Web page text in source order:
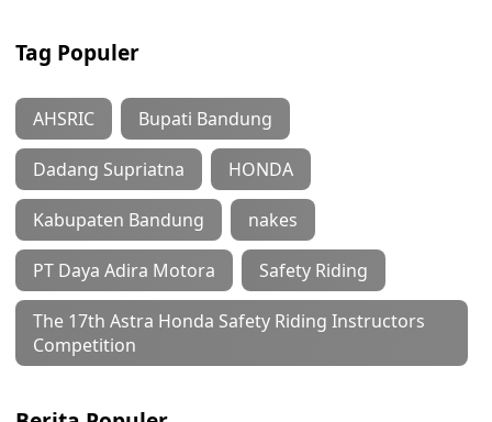
Tag Populer
AHSRIC Bupati Bandung
Dadang Supriatna HONDA
Kabupaten Bandung nakes
PT Daya Adira Motora Safety Riding
The 17th Astra Honda Safety Riding Instructors
Competition